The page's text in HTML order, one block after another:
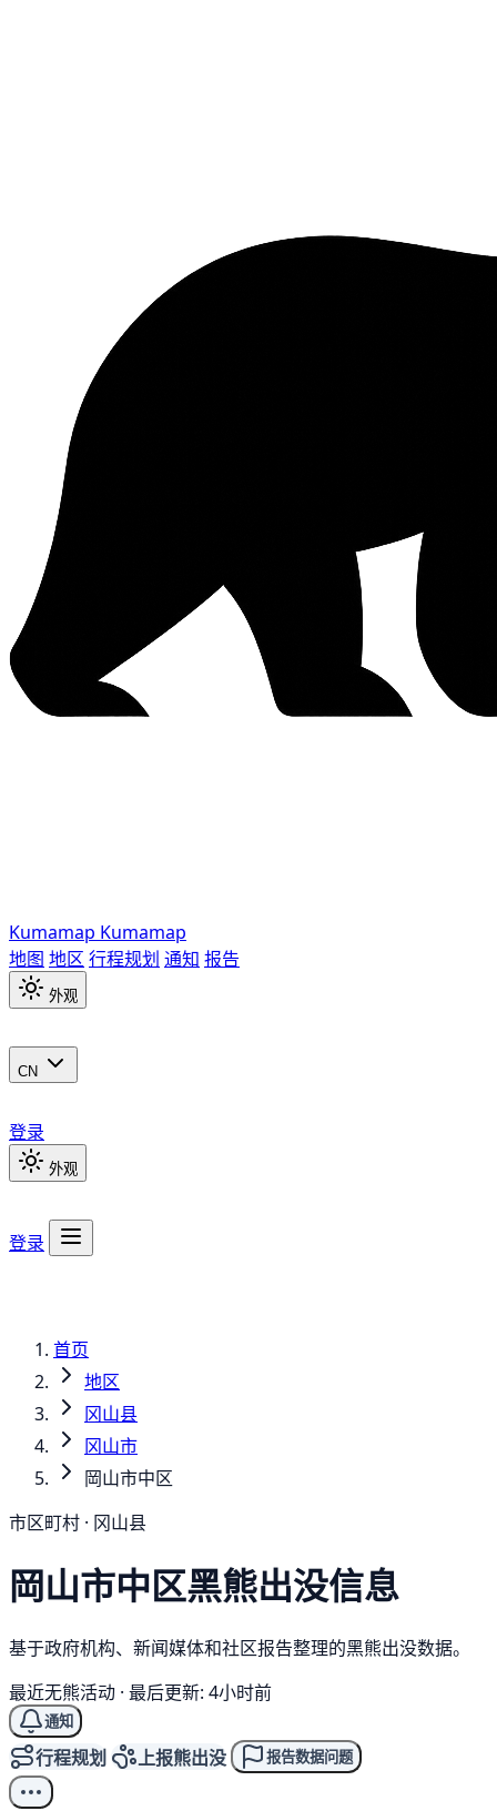
Kumamap Kumamap
地图 地区 行程规划 通知 报告
外观
CN
登录
外观
登录
首页
地区
冈山县
冈山市
岡山市中区
市区町村 · 冈山县
岡山市中区黑熊出没信息
基于政府机构、新闻媒体和社区报告整理的黑熊出没数据。
最近无熊活动 · 最后更新: 4小时前
通知
行程规划 上报熊出没 报告数据问题